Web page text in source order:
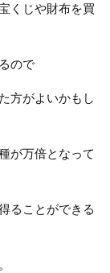
くじや財布を買
ので
方がよいかもし
が万倍となって
ることができる